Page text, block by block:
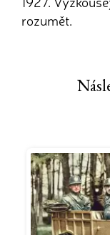
rozumět.